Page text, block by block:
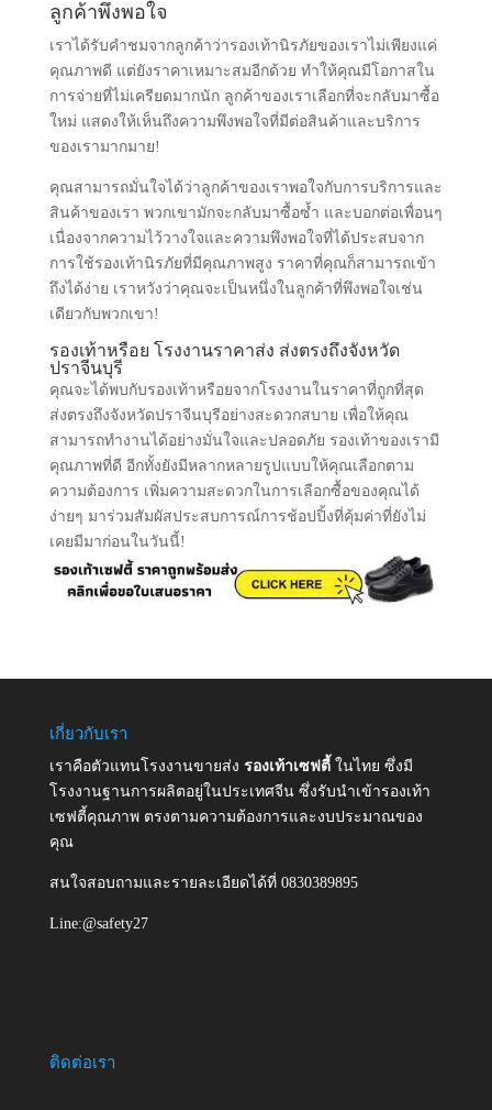
ลูกค้าพึงพอใจ
เราได้รับคำชมจากลูกค้าว่ารองเท้านิรภัยของเราไม่เพียงแค่
คุณภาพดี แต่ยังราคาเหมาะสมอีกด้วย ทำให้คุณมีโอกาสใน
การจ่ายที่ไม่เครียดมากนัก ลูกค้าของเราเลือกที่จะกลับมาซื้อ
ใหม่ แสดงให้เห็นถึงความพึงพอใจที่มีต่อสินค้าและบริการ
ของเรามากมาย!
คุณสามารถมั่นใจได้ว่าลูกค้าของเราพอใจกับการบริการและ
สินค้าของเรา พวกเขามักจะกลับมาซื้อซ้ำ และบอกต่อเพื่อนๆ
เนื่องจากความไว้วางใจและความพึงพอใจที่ได้ประสบจาก
การใช้รองเท้านิรภัยที่มีคุณภาพสูง ราคาที่คุณก็สามารถเข้า
ถึงได้ง่าย เราหวังว่าคุณจะเป็นหนึ่งในลูกค้าที่พึงพอใจเช่น
เดียวกับพวกเขา!
รองเท้าหรือย โรงงานราคาส่ง ส่งตรงถึงจังหวัด
ปราจีนบุรี
คุณจะได้พบกับรองเท้าหรือยจากโรงงานในราคาที่ถูกที่สุด
ส่งตรงถึงจังหวัดปราจีนบุรีอย่างสะดวกสบาย เพื่อให้คุณ
สามารถทำงานได้อย่างมั่นใจและปลอดภัย รองเท้าของเรามี
คุณภาพที่ดี อีกทั้งยังมีหลากหลายรูปแบบให้คุณเลือกตาม
ความต้องการ เพิ่มความสะดวกในการเลือกซื้อของคุณได้
ง่ายๆ มาร่วมสัมผัสประสบการณ์การช้อปปิ้งที่คุ้มค่าที่ยังไม่
เคยมีมาก่อนในวันนี้!
เกี่ยวกับเรา
เราคือตัวแทนโรงงานขายส่ง รองเท้าเซฟตี้ ในไทย ซึ่งมี
โรงงานฐานการผลิตอยู่ในประเทศจีน ซึ่งรับนำเข้ารองเท้า
เซฟตี้คุณภาพ ตรงตามความต้องการและงบประมาณของ
คุณ
สนใจสอบถามและรายละเอียดได้ที่ 0830389895
Line:@safety27
ติดต่อเรา